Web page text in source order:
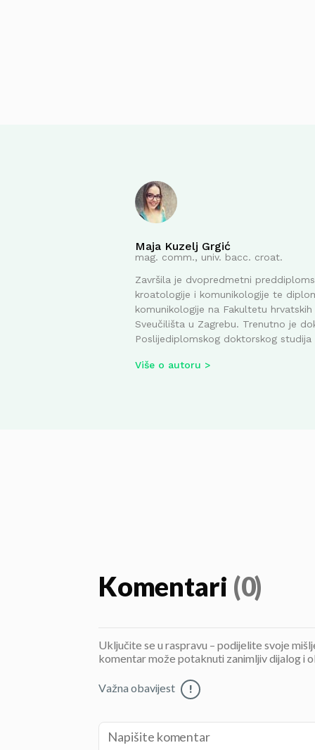
Maja Kuzelj Grgić
mag. comm., univ. bacc. croat.
Završila je dvopredmetni
kroatologije i komunikologije te
komunikologije na Fakultetu
Sveučilišta u Zagrebu. Trenutno je
Poslijediplomskog doktorskog
Više o autoru
Komentari (0)
Uključite se u raspravu – podijelite svoje
komentar može potaknuti zanimljiv dijalog i
Važna obavijest !